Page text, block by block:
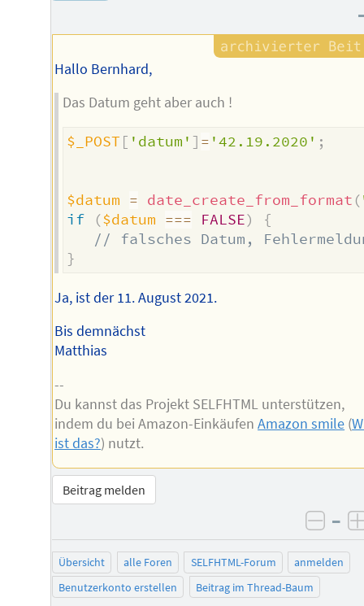
Hallo Bernhard,
Das Datum geht aber auch !
$_POST [ 'datum' ] = '42.19.2020' ;
$datum = date_create_from_format (
if
($datum === FALSE)
{
// falsches Datum,
}
Ja, ist der 11. August 2021.
Bis demnächst
Matthias
--
Du kannst das Projekt SELFHTML unterstützen,
indem du bei Amazon-EinkäufenAmazon smile (
ist das?) nutzt.
Beitrag melden
–
Übersicht alle Foren SELFHTML-Forum
anmelden
Benutzerkonto erstellen
Beitrag im Thread-Baum